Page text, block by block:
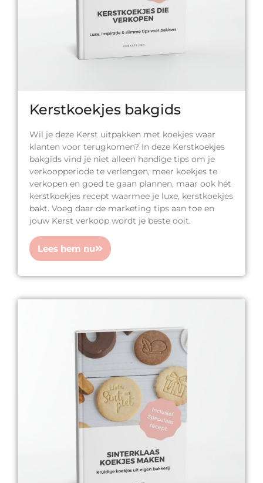
Kerstkoekjes bakgids
Wil je deze Kerst uitpakken met koekjes waar
klanten voor terugkomen? In deze Kerstkoekjes
bakgids vind je niet alleen handige tips om je
verkoopperiode te verlengen, meer koekjes te
verkopen en goed te gaan plannen, maar ook hét
kerstkoekjes recept waarmee je luxe, kerstkoekjes
bakt. Voeg daar de marketing tips aan toe en
jouw Kerst verkoop wordt je beste ooit.
Lees hem nu